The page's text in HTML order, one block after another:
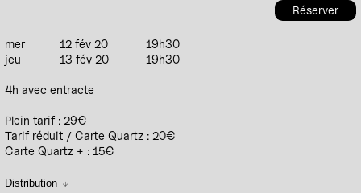
Réserver
mer 12 fév 20
19h30
jeu
13 fév 20 19h30
4h avec entracte
Plein tarif : 29€
Tarif réduit / Carte Quartz : 20€
Carte Quartz + : 15€
Distribution